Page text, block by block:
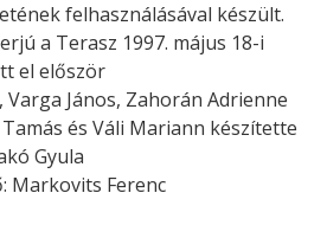
felhasználásával készült.
a Terasz 1997. május 18-i
el először
Varga János, Zahorán Adrienne
és Váli Mariann készítette
Gyula
Markovits Ferenc